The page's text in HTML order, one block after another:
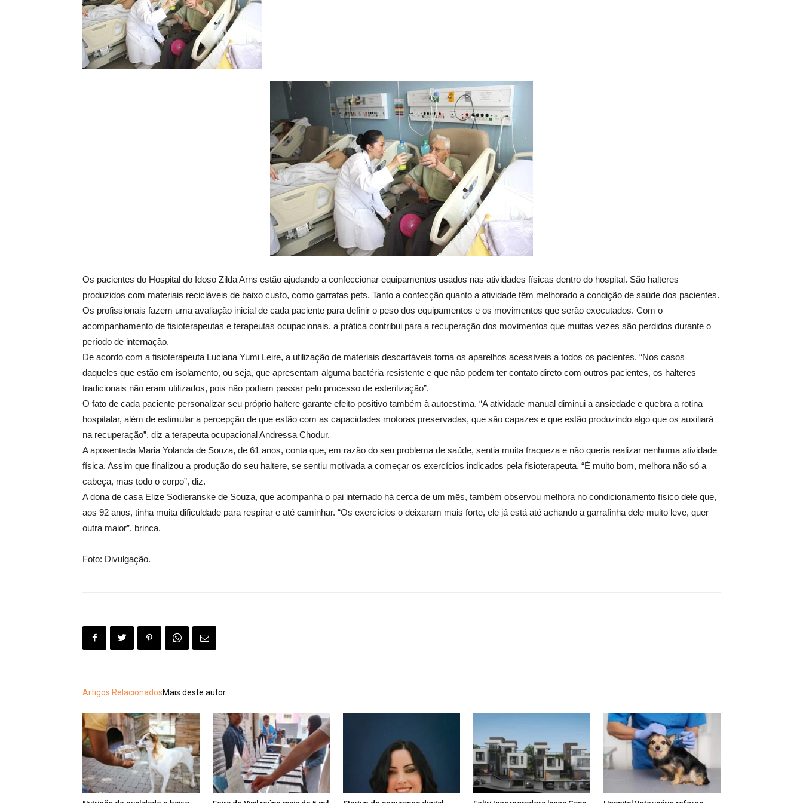
Os pacientes do Hospital do Idoso Zilda Arns estão ajudando a confeccionar equipamentos usados nas atividades físicas dentro do hospital. São halteres
produzidos com materiais recicláveis de baixo custo, como garrafas pets. Tanto a confecção quanto a atividade têm melhorado a condição de saúde dos pacientes.
Os profissionais fazem uma avaliação inicial de cada paciente para definir o peso dos equipamentos e os movimentos que serão executados. Com o
acompanhamento de fisioterapeutas e terapeutas ocupacionais, a prática contribui para a recuperação dos movimentos que muitas vezes são perdidos durante o
período de internação.
De acordo com a fisioterapeuta Luciana Yumi Leire, a utilização de materiais descartáveis torna os aparelhos acessíveis a todos os pacientes. “Nos casos
daqueles que estão em isolamento, ou seja, que apresentam alguma bactéria resistente e que não podem ter contato direto com outros pacientes, os halteres
tradicionais não eram utilizados, pois não podiam passar pelo processo de esterilização”.
O fato de cada paciente personalizar seu próprio haltere garante efeito positivo também à autoestima. “A atividade manual diminui a ansiedade e quebra a rotina
hospitalar, além de estimular a percepção de que estão com as capacidades motoras preservadas, que são capazes e que estão produzindo algo que os auxiliará
na recuperação”, diz a terapeuta ocupacional Andressa Chodur.
A aposentada Maria Yolanda de Souza, de 61 anos, conta que, em razão do seu problema de saúde, sentia muita fraqueza e não queria realizar nenhuma atividade
física. Assim que finalizou a produção do seu haltere, se sentiu motivada a começar os exercícios indicados pela fisioterapeuta. “É muito bom, melhora não só a
cabeça, mas todo o corpo”, diz.
A dona de casa Elize Sodieranske de Souza, que acompanha o pai internado há cerca de um mês, também observou melhora no condicionamento físico dele que,
aos 92 anos, tinha muita dificuldade para respirar e até caminhar. “Os exercícios o deixaram mais forte, ele já está até achando a garrafinha dele muito leve, quer
outra maior”, brinca.
Foto: Divulgação.
Artigos RelacionadosMais deste autor